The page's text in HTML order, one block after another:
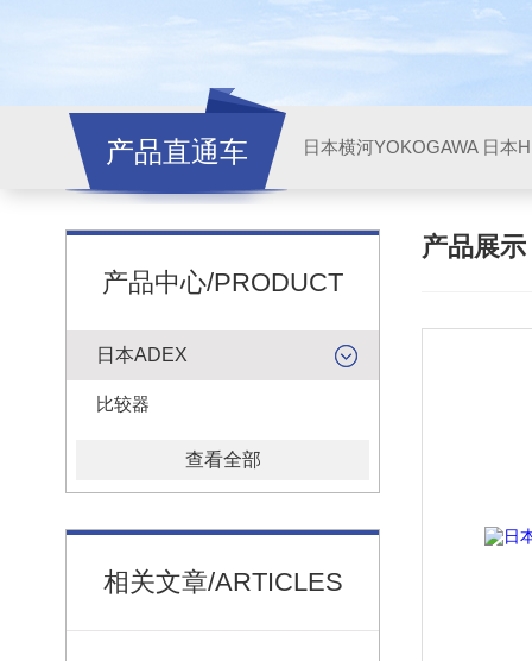
产品直通车 日本横河YOKOGAWA 日本
产品中心/PRODUCT
日本ADEX
比较器
查看全部
相关文章/ARTICLES
产品展示